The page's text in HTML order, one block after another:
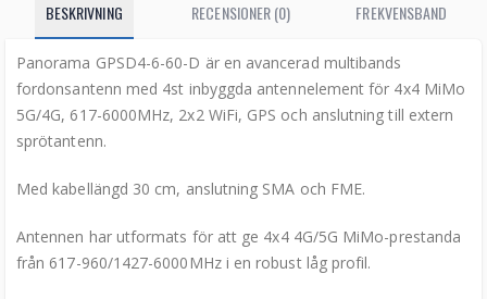
BESKRIVNING RECENSIONER (0) FREKVENSBAND
Panorama GPSD4-6-60-D är en avancerad multibands
fordonsantenn med 4st inbyggda antennelement för 4x4 MiMo
5G/4G, 617-6000MHz, 2x2 WiFi, GPS och anslutning till extern
sprötantenn.
Med kabellängd 30 cm, anslutning SMA och FME.
Antennen har utformats för att ge 4x4 4G/5G MiMo-prestanda
från 617-960/1427-6000MHz i en robust låg profil.